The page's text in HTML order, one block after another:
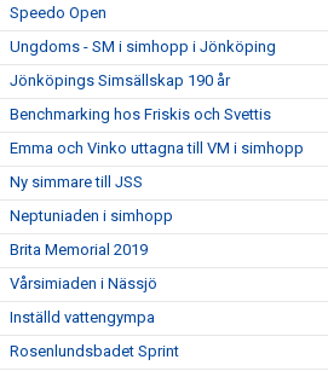
Speedo Open
Ungdoms - SM i simhopp i Jönköping
Jönköpings Simsällskap 190 år
Benchmarking hos Friskis och Svettis
Emma och Vinko uttagna till VM i simhopp
Ny simmare till JSS
Neptuniaden i simhopp
Brita Memorial 2019
Vårsimiaden i Nässjö
Inställd vattengympa
Rosenlundsbadet Sprint